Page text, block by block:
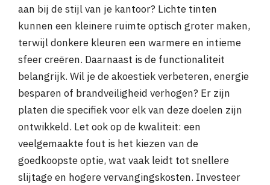
aan bij de stijl van je kantoor? Lichte tinten
kunnen een kleinere ruimte optisch groter maken,
terwijl donkere kleuren een warmere en intieme
sfeer creëren. Daarnaast is de functionaliteit
belangrijk. Wil je de akoestiek verbeteren, energie
besparen of brandveiligheid verhogen? Er zijn
platen die specifiek voor elk van deze doelen zijn
ontwikkeld. Let ook op de kwaliteit: een
veelgemaakte fout is het kiezen van de
goedkoopste optie, wat vaak leidt tot snellere
slijtage en hogere vervangingskosten. Investeer